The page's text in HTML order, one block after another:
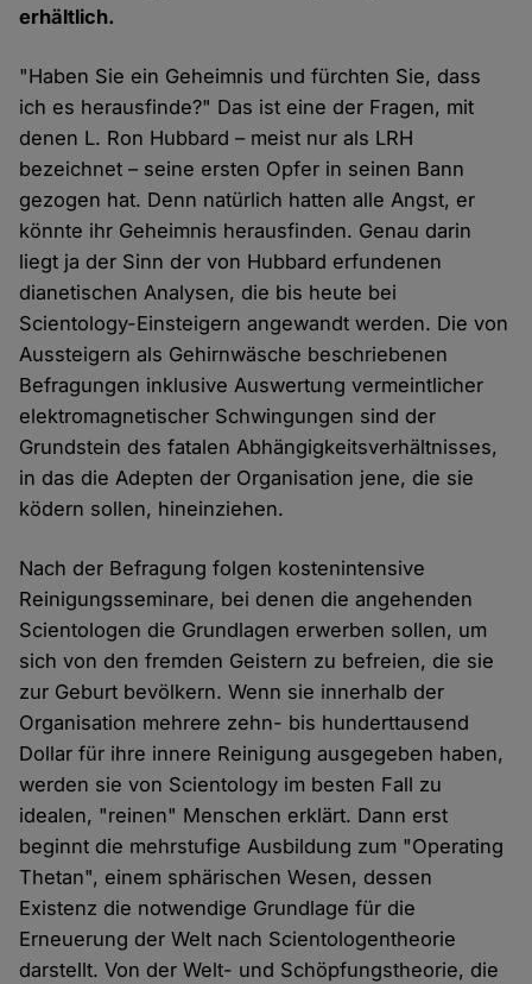
erhältlich.
"Haben Sie ein Geheimnis und fürchten Sie, dass
ich es herausfinde?" Das ist eine der Fragen, mit
denen L. Ron Hubbard – meist nur als LRH
bezeichnet – seine ersten Opfer in seinen Bann
gezogen hat. Denn natürlich hatten alle Angst, er
könnte ihr Geheimnis herausfinden. Genau darin
liegt ja der Sinn der von Hubbard erfundenen
dianetischen Analysen, die bis heute bei
Scientology-Einsteigern angewandt werden. Die von
Aussteigern als Gehirnwäsche beschriebenen
Befragungen inklusive Auswertung vermeintlicher
elektromagnetischer Schwingungen sind der
Grundstein des fatalen Abhängigkeitsverhältnisses,
in das die Adepten der Organisation jene, die sie
ködern sollen, hineinziehen.
Nach der Befragung folgen kostenintensive
Reinigungsseminare, bei denen die angehenden
Scientologen die Grundlagen erwerben sollen, um
sich von den fremden Geistern zu befreien, die sie
zur Geburt bevölkern. Wenn sie innerhalb der
Organisation mehrere zehn- bis hunderttausend
Dollar für ihre innere Reinigung ausgegeben haben,
werden sie von Scientology im besten Fall zu
idealen, "reinen" Menschen erklärt. Dann erst
beginnt die mehrstufige Ausbildung zum "Operating
Thetan", einem sphärischen Wesen, dessen
Existenz die notwendige Grundlage für die
Erneuerung der Welt nach Scientologentheorie
darstellt. Von der Welt- und Schöpfungstheorie, die